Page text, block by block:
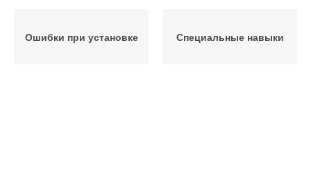
Ошибки при установке Специальные навыки